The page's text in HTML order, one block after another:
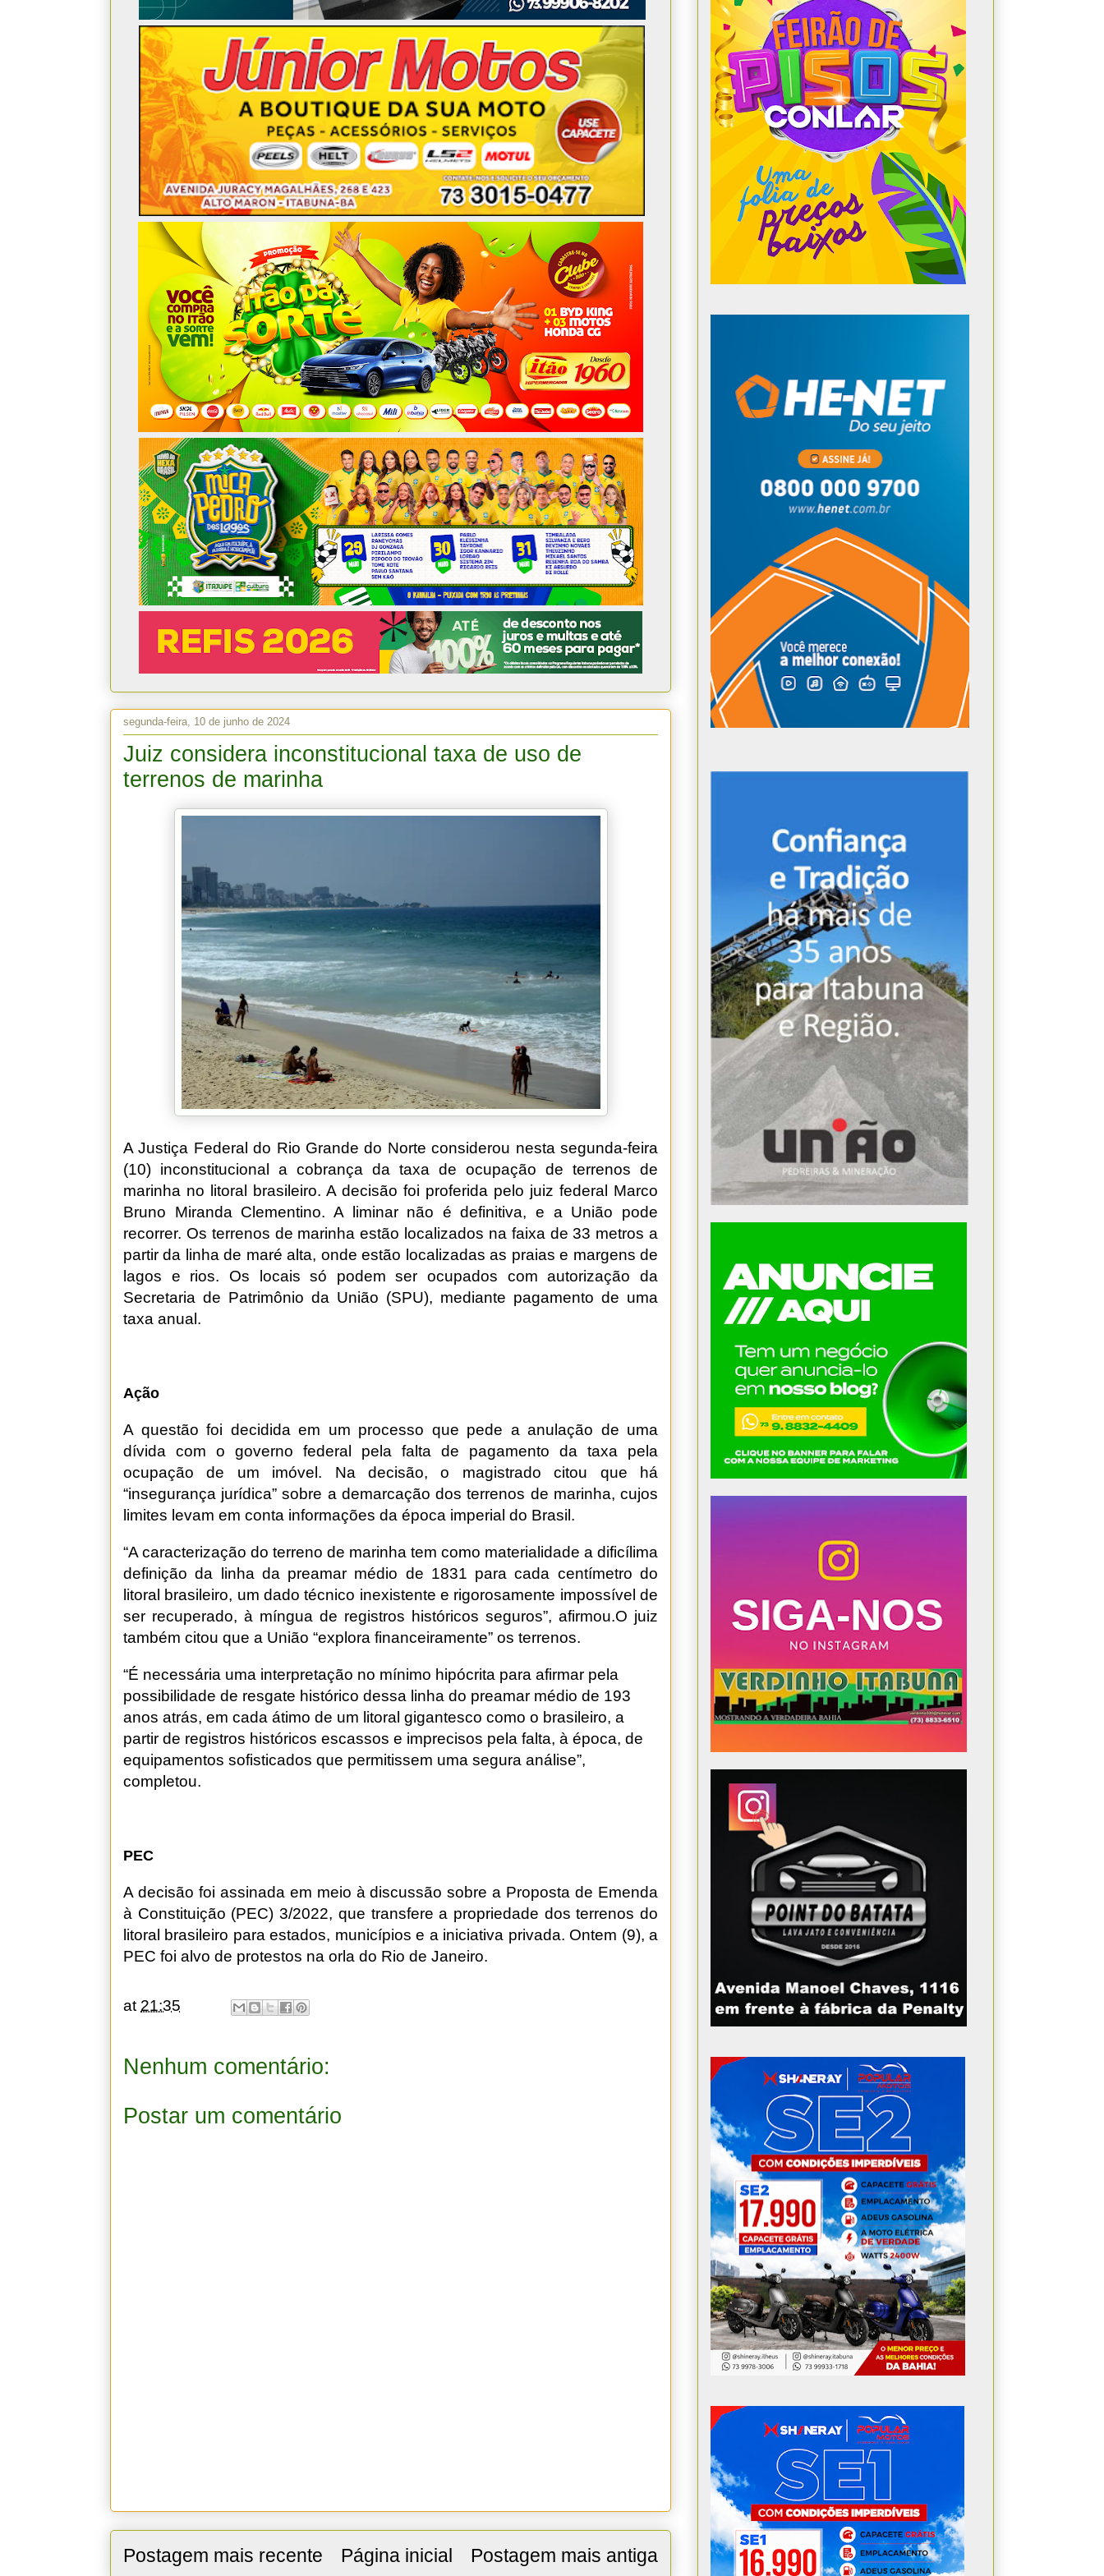
segunda-feira, 10 de junho de 2024
Juiz considera inconstitucional taxa de uso de
terrenos de marinha
A Justiça Federal do Rio Grande do Norte considerou nesta segunda-feira
(10) inconstitucional a cobrança da taxa de ocupação de terrenos de
marinha no litoral brasileiro. A decisão foi proferida pelo juiz federal Marco
Bruno Miranda Clementino. A liminar não é definitiva, e a União pode
recorrer. Os terrenos de marinha estão localizados na faixa de 33 metros a
partir da linha de maré alta, onde estão localizadas as praias e margens de
lagos e rios. Os locais só podem ser ocupados com autorização da
Secretaria de Patrimônio da União (SPU), mediante pagamento de uma
taxa anual.
Ação
A questão foi decidida em um processo que pede a anulação de uma
dívida com o governo federal pela falta de pagamento da taxa pela
ocupação de um imóvel. Na decisão, o magistrado citou que há
“insegurança jurídica” sobre a demarcação dos terrenos de marinha, cujos
limites levam em conta informações da época imperial do Brasil.
“A caracterização do terreno de marinha tem como materialidade a dificílima
definição da linha da preamar médio de 1831 para cada centímetro do
litoral brasileiro, um dado técnico inexistente e rigorosamente impossível de
ser recuperado, à míngua de registros históricos seguros”, afirmou.O juiz
também citou que a União “explora financeiramente” os terrenos.
“É necessária uma interpretação no mínimo hipócrita para afirmar pela
possibilidade de resgate histórico dessa linha do preamar médio de 193
anos atrás, em cada átimo de um litoral gigantesco como o brasileiro, a
partir de registros históricos escassos e imprecisos pela falta, à época, de
equipamentos sofisticados que permitissem uma segura análise”,
completou.
PEC
A decisão foi assinada em meio à discussão sobre a Proposta de Emenda
à Constituição (PEC) 3/2022, que transfere a propriedade dos terrenos do
litoral brasileiro para estados, municípios e a iniciativa privada. Ontem (9), a
PEC foi alvo de protestos na orla do Rio de Janeiro.
at 21:35
Nenhum comentário:
Postar um comentário
Postagem mais recente Postagem mais antiga
Página inicial